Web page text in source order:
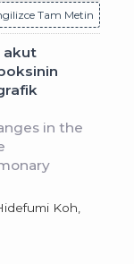
Tam Metin
akut
in the
Koh,